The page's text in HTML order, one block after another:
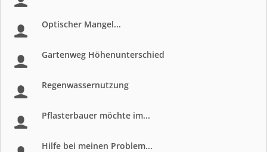
Optischer Mangel...
Gartenweg Höhenunterschied
Regenwassernutzung
Pflasterbauer möchte im...
Hilfe bei meinen Problem...